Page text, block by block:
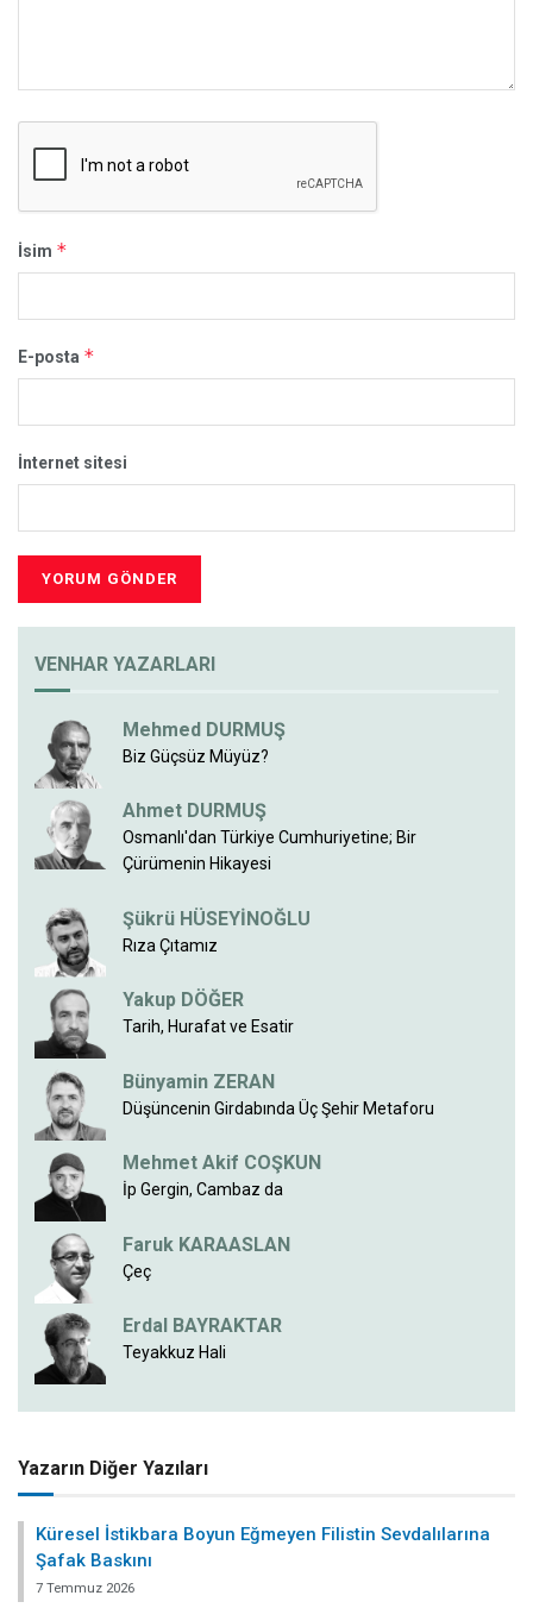
İsim *
E-posta *
İnternet sitesi
VENHAR YAZARLARI
Mehmed DURMUŞ
Biz Güçsüz Müyüz?
Ahmet DURMUŞ
Osmanlı'dan Türkiye Cumhuriyetine; Bir
Çürümenin Hikayesi
Şükrü HÜSEYİNOĞLU
Rıza Çıtamız
Yakup DÖĞER
Tarih, Hurafat ve Esatir
Bünyamin ZERAN
Düşüncenin Girdabında Üç Şehir Metaforu
Mehmet Akif COŞKUN
İp Gergin, Cambaz da
Faruk KARAASLAN
Çeç
Erdal BAYRAKTAR
Teyakkuz Hali
Yazarın Diğer Yazıları
Küresel İstikbara Boyun Eğmeyen Filistin Sevdalılarına
Şafak Baskını
7 Temmuz 2026